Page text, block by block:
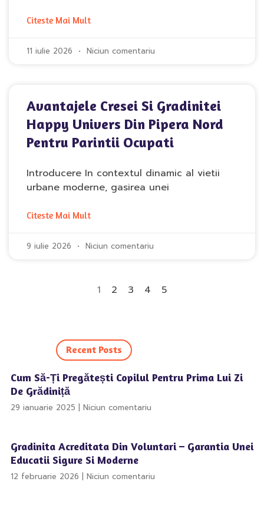
Citeste Mai Mult
11 iulie 2026 Niciun comentariu
Avantajele Cresei Si Gradinitei
Happy Univers Din Pipera Nord
Pentru Parintii Ocupati
Introducere In contextul dinamic al vietii
urbane moderne, gasirea unei
Citeste Mai Mult
9 iulie 2026 Niciun comentariu
1 2 3 4 5
Recent Posts
Cum Să-Ți Pregătești Copilul Pentru Prima Lui Zi
De Grădiniță
29 ianuarie 2025 Niciun comentariu
Gradinita Acreditata Din Voluntari – Garantia Unei
Educatii Sigure Si Moderne
12 februarie 2026 Niciun comentariu